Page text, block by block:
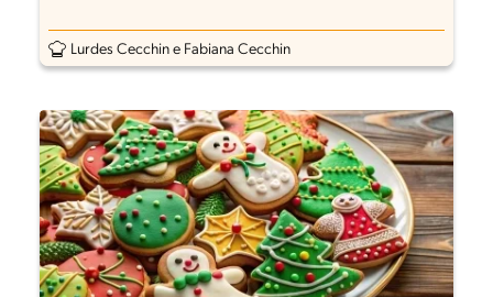
Lurdes Cecchin e Fabiana Cecchin